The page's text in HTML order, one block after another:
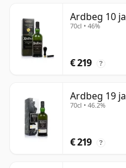
Ardbeg 10
70cl • 46%
€ 219 ?
Ardbeg 19
70cl • 46.2%
€ 219 ?